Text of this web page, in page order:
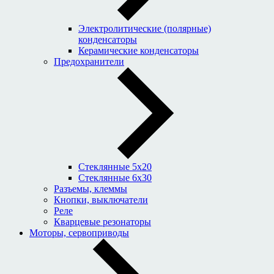
Электролитические (полярные)
конденсаторы
Керамические конденсаторы
Предохранители
Стеклянные 5x20
Стеклянные 6x30
Разъемы, клеммы
Кнопки, выключатели
Реле
Кварцевые резонаторы
Моторы, сервоприводы